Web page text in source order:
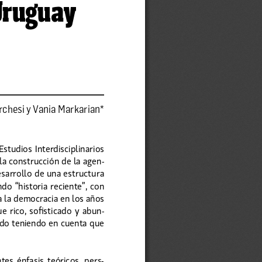
y Vania Markarian*
Interdisciplinarios
construcción de la agen-
de una estructura
“historia reciente”, con
democracia en los años
rico, sofisticado y abun-
teniendo en cuenta que
énfasis  teóricos,  pers-